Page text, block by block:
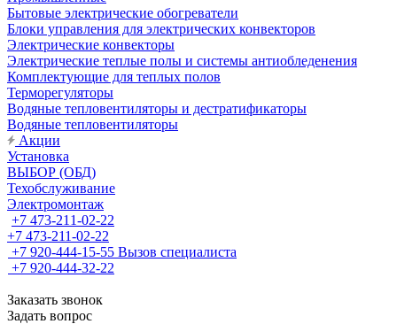
Бытовые электрические обогреватели
Блоки управления для электрических конвекторов
Электрические конвекторы
Электрические теплые полы и системы антиобледенения
Комплектующие для теплых полов
Терморегуляторы
Водяные тепловентиляторы и дестратификаторы
Водяные тепловентиляторы
Акции
Установка
ВЫБОР (ОБД)
Техобслуживание
Электромонтаж
+7 473-211-02-22
+7 473-211-02-22
+7 920-444-15-55 Вызов специалиста
+7 920-444-32-22
Заказать звонок
Задать вопрос